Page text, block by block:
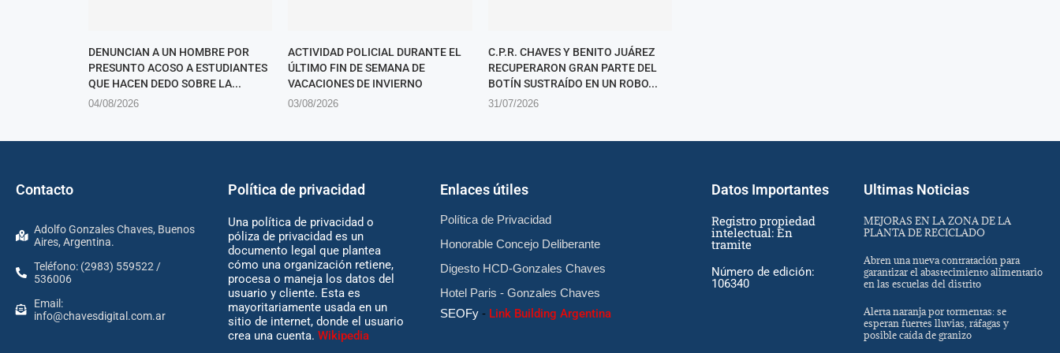
DENUNCIAN A UN HOMBRE POR
PRESUNTO ACOSO A ESTUDIANTES
QUE HACEN DEDO SOBRE LA...
04/08/2026
ACTIVIDAD POLICIAL DURANTE EL
ÚLTIMO FIN DE SEMANA DE
VACACIONES DE INVIERNO
03/08/2026
C.P.R. CHAVES Y BENITO JUÁREZ
RECUPERARON GRAN PARTE DEL
BOTÍN SUSTRAÍDO EN UN ROBO...
31/07/2026
Contacto
Adolfo Gonzales Chaves, Buenos
Aires, Argentina.
Teléfono: (2983) 559522 /
536006
Email:
info@chavesdigital.com.ar
Política de privacidad
Una política de privacidad o
póliza de privacidad es un
documento legal que plantea
cómo una organización retiene,
procesa o maneja los datos del
usuario y cliente. Esta es
mayoritariamente usada en un
sitio de internet, donde el usuario
crea una cuenta. Wikipedia
Enlaces útiles
Política de Privacidad
Honorable Concejo Deliberante
Digesto HCD-Gonzales Chaves
Hotel Paris - Gonzales Chaves
SEOFy- Link Building Argentina
Datos Importantes
Registro propiedad
intelectual: En
tramite
Número de edición:
106340
Ultimas Noticias
MEJORAS EN LA ZONA DE LA
PLANTA DE RECICLADO
Abren una nueva contratación para
garantizar el abastecimiento alimentario
en las escuelas del distrito
Alerta naranja por tormentas: se
esperan fuertes lluvias, ráfagas y
posible caída de granizo